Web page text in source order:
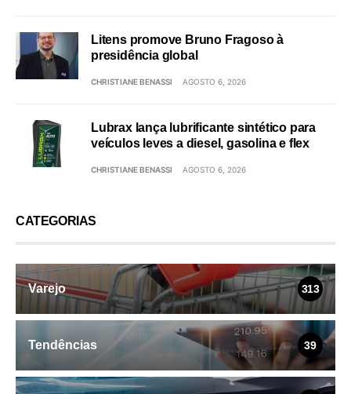
Litens promove Bruno Fragoso à
presidência global
CHRISTIANE BENASSI AGOSTO 6, 2026
Lubrax lança lubrificante sintético para
veículos leves a diesel, gasolina e flex
CHRISTIANE BENASSI AGOSTO 6, 2026
CATEGORIAS
Varejo 313
Tendências 39